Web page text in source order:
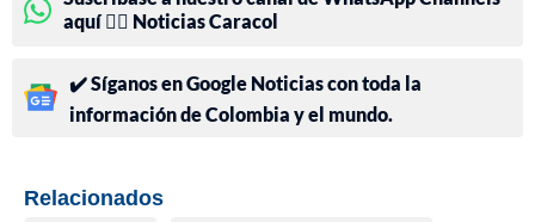
aquí 👉🏻 Noticias Caracol
✔️ Síganos en Google Noticias con toda la
información de Colombia y el mundo.
Relacionados